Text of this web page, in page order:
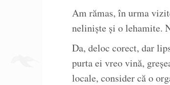
Am rămas, în urma
neliniște și o lehamite.
Da, deloc corect, dar
purta ei vreo vină,
locale, consider că o